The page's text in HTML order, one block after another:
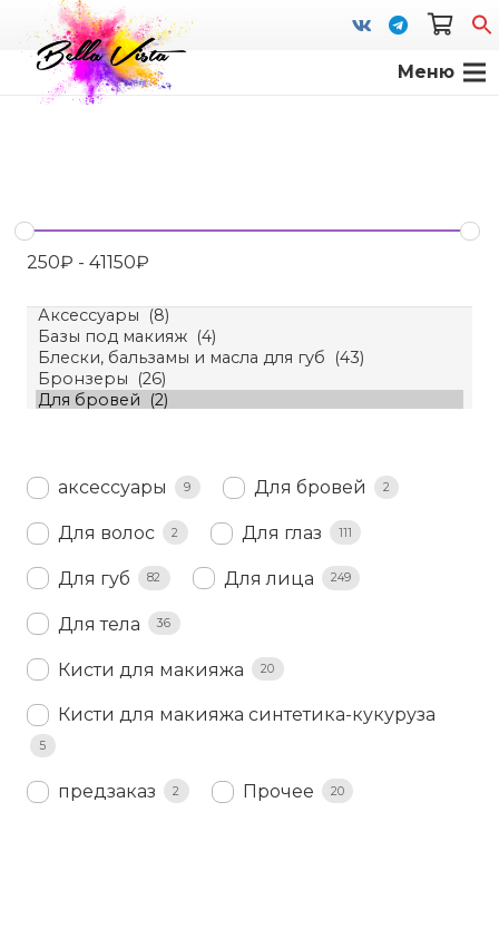
Меню
250₽ - 41150₽
аксессуары 9 Для бровей 2
Для волос 2 Для глаз 111
Для губ 82 Для лица 249
Для тела 36
Кисти для макияжа 20
Кисти для макияжа синтетика-кукуруза
5
предзаказ 2 Прочее 20